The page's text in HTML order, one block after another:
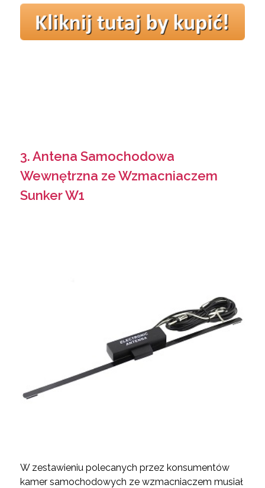
3. Antena Samochodowa
Wewnętrzna ze Wzmacniaczem
Sunker W1
W zestawieniu polecanych przez konsumentów
kamer samochodowych ze wzmacniaczem musiał